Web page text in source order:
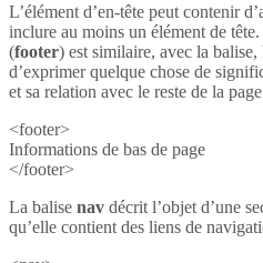
L’élément d’en-tête peut contenir
inclure au moins un élément de
(footer) est similaire, avec la balise,
d’exprimer quelque chose de
et sa relation avec le reste de la
<footer>
Informations de bas de page
</footer>
La balise nav décrit l’objet d’une
qu’elle contient des liens de